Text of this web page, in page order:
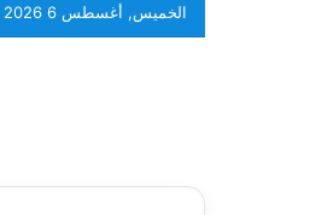
الخميس, أغسطس 6 2026